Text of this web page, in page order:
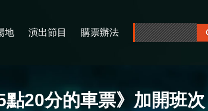
地 演出節目 購票辦法
20分的車票》加開班次